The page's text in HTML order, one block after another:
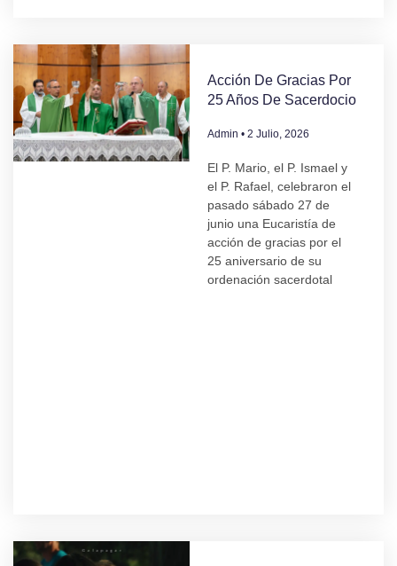
Acción De Gracias Por
25 Años De Sacerdocio
Admin 2 Julio, 2026
El P. Mario, el P. Ismael y
el P. Rafael, celebraron el
pasado sábado 27 de
junio una Eucaristía de
acción de gracias por el
25 aniversario de su
ordenación sacerdotal